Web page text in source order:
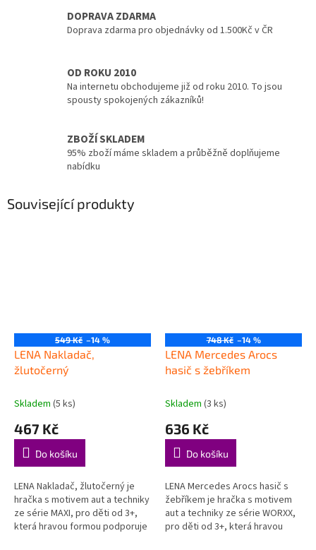
DOPRAVA ZDARMA
Doprava zdarma pro objednávky od 1.500Kč v ČR
OD ROKU 2010
Na internetu obchodujeme již od roku 2010. To jsou
spousty spokojených zákazníků!
ZBOŽÍ SKLADEM
95% zboží máme skladem a průběžně doplňujeme
nabídku
Související produkty
549 Kč –14 %
LENA Nakladač,
žlutočerný
Skladem (5 ks)
467 Kč
Do košíku
LENA Nakladač, žlutočerný je
hračka s motivem aut a techniky
ze série MAXI, pro děti od 3+,
která hravou formou podporuje
748 Kč –14 %
LENA Mercedes Arocs
hasič s žebříkem
Skladem (3 ks)
636 Kč
Do košíku
LENA Mercedes Arocs hasič s
žebříkem je hračka s motivem
aut a techniky ze série WORXX,
pro děti od 3+, která hravou